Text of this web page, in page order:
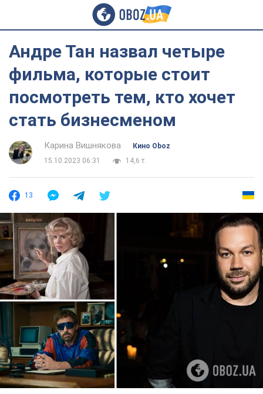
Андре Тан назвал четыре
фильма, которые стоит
посмотреть тем, кто хочет
стать бизнесменом
Карина Вишнякова
Кино Oboz
15.10.2023 06:31
14,6 т.
13